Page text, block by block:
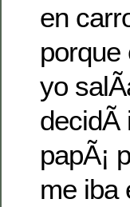
en
porque
yo
decidÃ­
papÃ¡
me iba